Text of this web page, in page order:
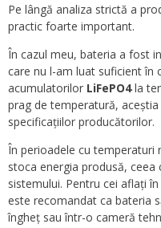
Pe lângă analiza strictă a
practic foarte important.
În cazul meu, bateria a fost
care nu l-am luat suficient în
acumulatorilor LiFePO4la
prag de temperatură,
specificațiilor producătorilor.
În perioadele cu temperaturi
stoca energia produsă,
sistemului. Pentru cei aflați
este recomandat ca bateria
îngheț sau într-o cameră